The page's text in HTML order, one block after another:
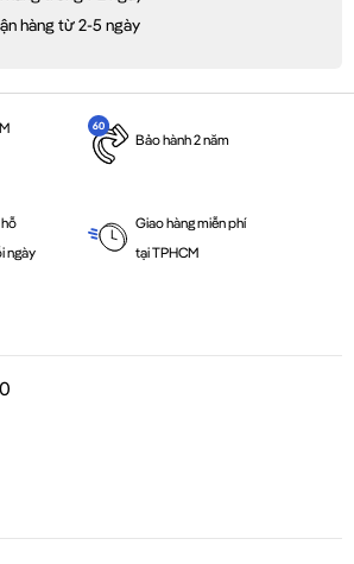
hàng từ 2-5 ngày
Bảo hành 2 năm
ngày
Giao hàng miễn phí
tại TPHCM